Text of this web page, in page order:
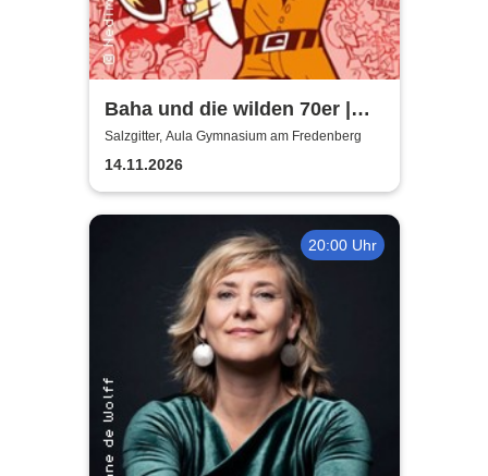
Baha und die wilden 70er |
Aula Gymnasium am
Fredenberg
Salzgitter, Aula Gymnasium am Fredenberg
14.11.2026
20:00 Uhr